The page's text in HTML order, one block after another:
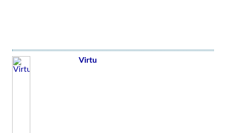
Virtu